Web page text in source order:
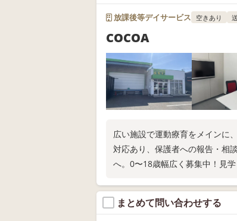
放課後等デイサービス 空きあり
COCOA
広い施設で運動療育をメインに
対応あり、保護者への報告・相
へ。0〜18歳幅広く募集中！見
まとめて問い合わせする